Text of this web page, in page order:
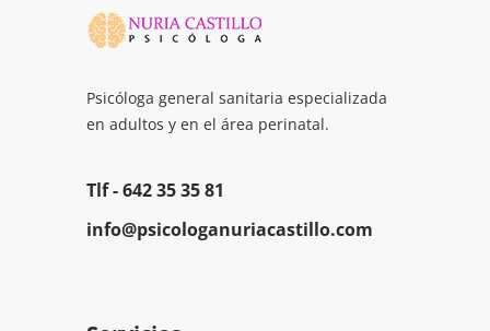
Psicóloga general sanitaria especializada
en adultos y en el área perinatal.
Tlf -642 35 35 81
info@psicologanuriacastillo.com